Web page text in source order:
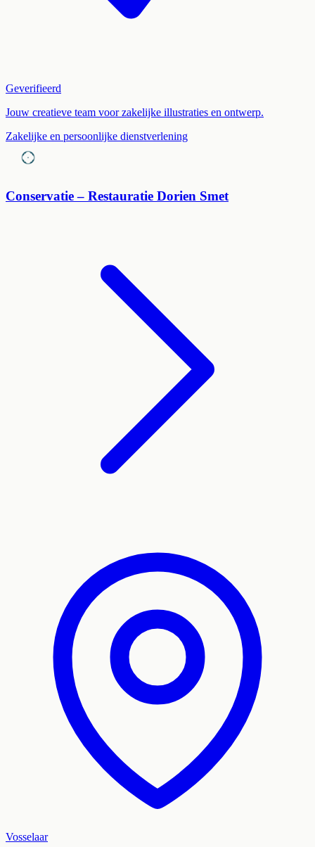
Geverifieerd
Jouw creatieve team voor zakelijke illustraties en ontwerp.
Zakelijke en persoonlijke dienstverlening
Conservatie – Restauratie Dorien Smet
Vosselaar